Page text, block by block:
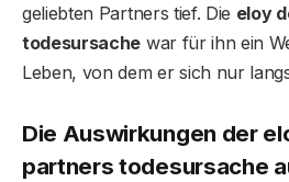
geliebten Partners tief. Die eloy
todesursache war für ihn ein
Leben, von dem er sich nur
Die Auswirkungen der
partners todesursache